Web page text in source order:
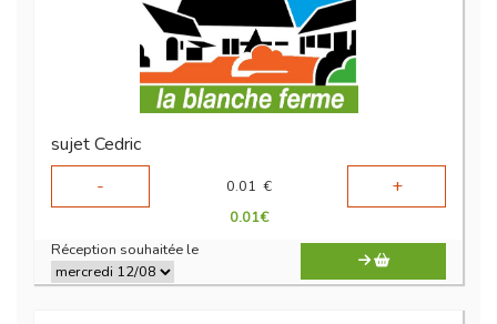
sujet Cedric
-
0.01 € +
0.01€
Réception souhaitée le